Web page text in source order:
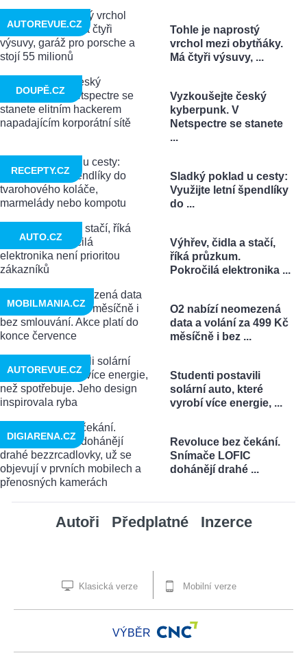
Tohle je naprostý
vrchol mezi obytňáky.
Má čtyři výsuvy, ...
AUTOREVUE.CZ
Vyzkoušejte český
kyberpunk. V
Netspectre se stanete
...
DOUPĚ.CZ
Sladký poklad u cesty:
Využijte letní špendlíky
do ...
RECEPTY.CZ
Výhřev, čidla a stačí,
říká průzkum.
Pokročilá elektronika ...
AUTO.CZ
O2 nabízí neomezená
data a volání za 499 Kč
měsíčně i bez ...
MOBILMANIA.CZ
Studenti postavili
solární auto, které
vyrobí více energie, ...
AUTOREVUE.CZ
Revoluce bez čekání.
Snímače LOFIC
dohánějí drahé ...
DIGIARENA.CZ
Autoři Předplatné Inzerce
Klasická verze Mobilní verze
VÝBĚR